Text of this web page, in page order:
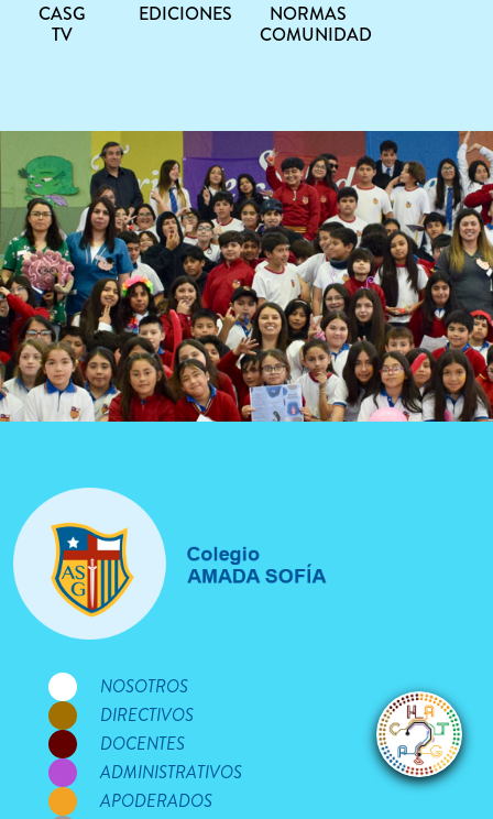
CASG
TV
EDICIONES
NORMAS
COMUNIDAD
NOSOTROS
DIRECTIVOS
DOCENTES
ADMINISTRATIVOS
APODERADOS